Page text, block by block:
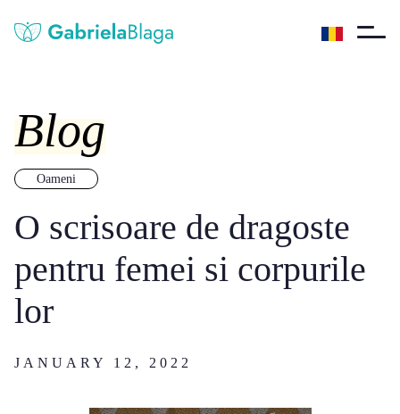
Blog
Oameni
O scrisoare de dragoste
pentru femei si corpurile
lor
JANUARY 12, 2022